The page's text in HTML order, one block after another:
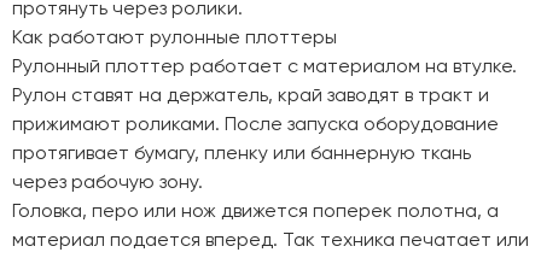
протянуть через ролики.
Как работают рулонные плоттеры
Рулонный плоттер работает с материалом на втулке.
Рулон ставят на держатель, край заводят в тракт и
прижимают роликами. После запуска оборудование
протягивает бумагу, пленку или баннерную ткань
через рабочую зону.
Головка, перо или нож движется поперек полотна, а
материал подается вперед. Так техника печатает или